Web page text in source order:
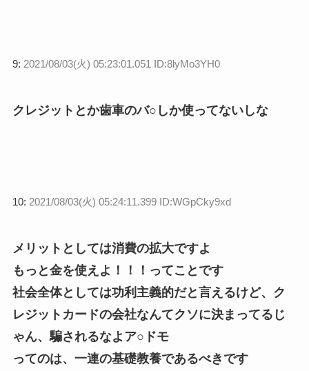
9: 2021/08/03(火) 05:23:01.051 ID:8lyMo3YH0
クレジットとか歯車のバ○しか使ってないしな
10: 2021/08/03(火) 05:24:11.399 ID:WGpCky9xd
メリットとしては消費の拡大ですよ
もっと金を使えよ！！！ってことです
社会全体としては功利主義的だと言えるけど、ク
レジットカードの会社なんてクソに決まってるじ
ゃん、騙されるなよア○ドモ
ってのは、一連の基礎教養であるべきです